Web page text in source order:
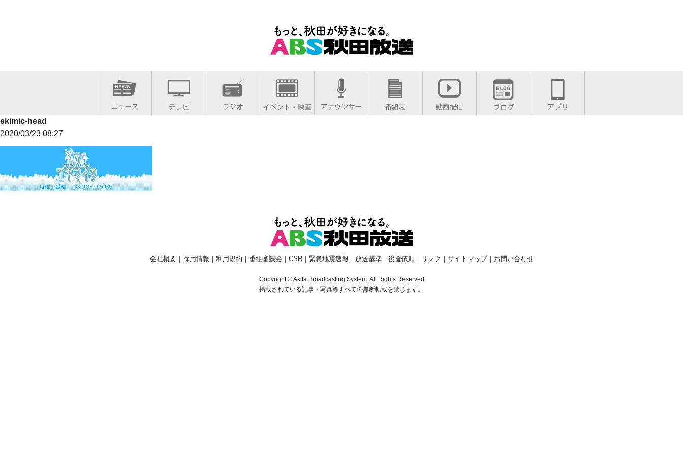
ekimic-head
2020/03/23 08:27
会社概要｜ 採用情報 ｜ 利用規約 ｜ 番組審議会 ｜ CSR｜ 緊急地震速報 ｜ 放送基準｜ 後援依頼｜ リンク ｜ サイトマップ｜ お問い合わせ
Copyright © Akita Broadcasting System. All Rights Reserved
掲載されている記事・写真等すべての無断転載を禁じます。